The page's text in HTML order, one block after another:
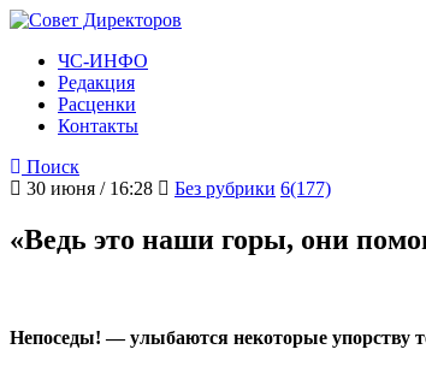
ЧС-ИНФО
Редакция
Расценки
Контакты
Поиск
30 июня / 16:28
Без рубрики 6(177)
«Ведь это наши горы, они
Непоседы! — улыбаются некоторые упорству